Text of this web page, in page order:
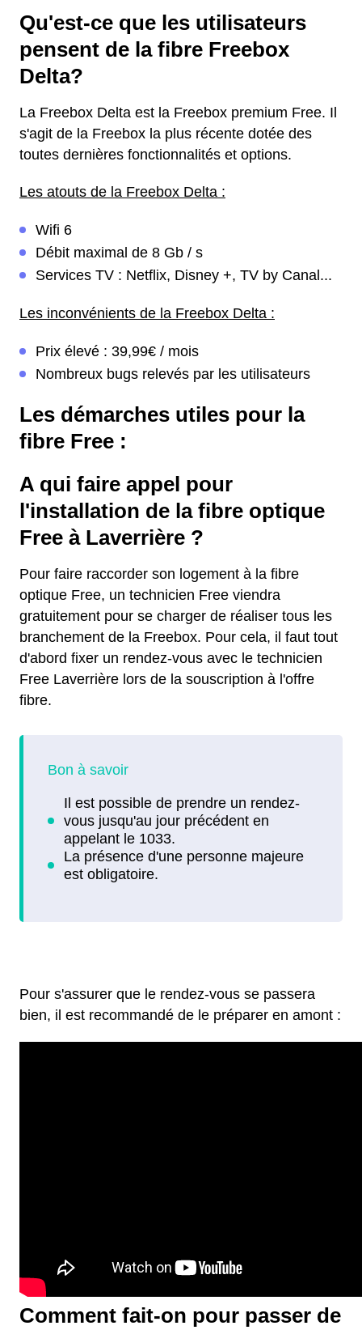
Qu'est-ce que les utilisateurs
pensent de la fibre Freebox
Delta?
La Freebox Delta est la Freebox premium Free. Il
s'agit de la Freebox la plus récente dotée des
toutes dernières fonctionnalités et options.
Les atouts de la Freebox Delta :
Wifi 6
Débit maximal de 8 Gb / s
Services TV : Netflix, Disney +, TV by Canal...
Les inconvénients de la Freebox Delta :
Prix élevé : 39,99€ / mois
Nombreux bugs relevés par les utilisateurs
Les démarches utiles pour la
fibre Free :
A qui faire appel pour
l'installation de la fibre optique
Free à Laverrière ?
Pour faire raccorder son logement à la fibre
optique Free, un technicien Free viendra
gratuitement pour se charger de réaliser tous les
branchement de la Freebox. Pour cela, il faut tout
d'abord fixer un rendez-vous avec le technicien
Free Laverrière lors de la souscription à l'offre
fibre.
Pour s'assurer que le rendez-vous se passera
bien, il est recommandé de le préparer en amont :
Comment fait-on pour passer de